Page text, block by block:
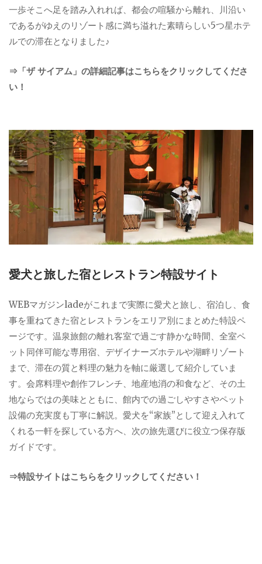
一歩そこへ足を踏み入れれば、都会の喧騒から離れ、川沿い
であるがゆえのリゾート感に満ち溢れた素晴らしい5つ星ホテ
ルでの滞在となりました♪
⇒「ザ サイアム」の詳細記事はこちらをクリックしてくださ
い！
愛犬と旅した宿とレストラン特設サイト
WEBマガジンladeがこれまで実際に愛犬と旅し、宿泊し、食
事を重ねてきた宿とレストランをエリア別にまとめた特設ペ
ージです。温泉旅館の離れ客室で過ごす静かな時間、全室ペ
ット同伴可能な専用宿、デザイナーズホテルや湖畔リゾート
まで、滞在の質と料理の魅力を軸に厳選して紹介していま
す。会席料理や創作フレンチ、地産地消の和食など、その土
地ならではの美味とともに、館内での過ごしやすさやペット
設備の充実度も丁寧に解説。愛犬を“家族”として迎え入れて
くれる一軒を探している方へ、次の旅先選びに役立つ保存版
ガイドです。
⇒特設サイトはこちらをクリックしてください！